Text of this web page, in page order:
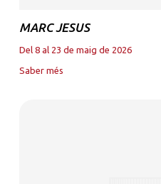
MARC JESUS
Del 8 al 23 de maig de 2026
Saber més